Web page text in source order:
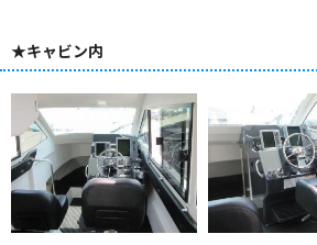
★キャビン内